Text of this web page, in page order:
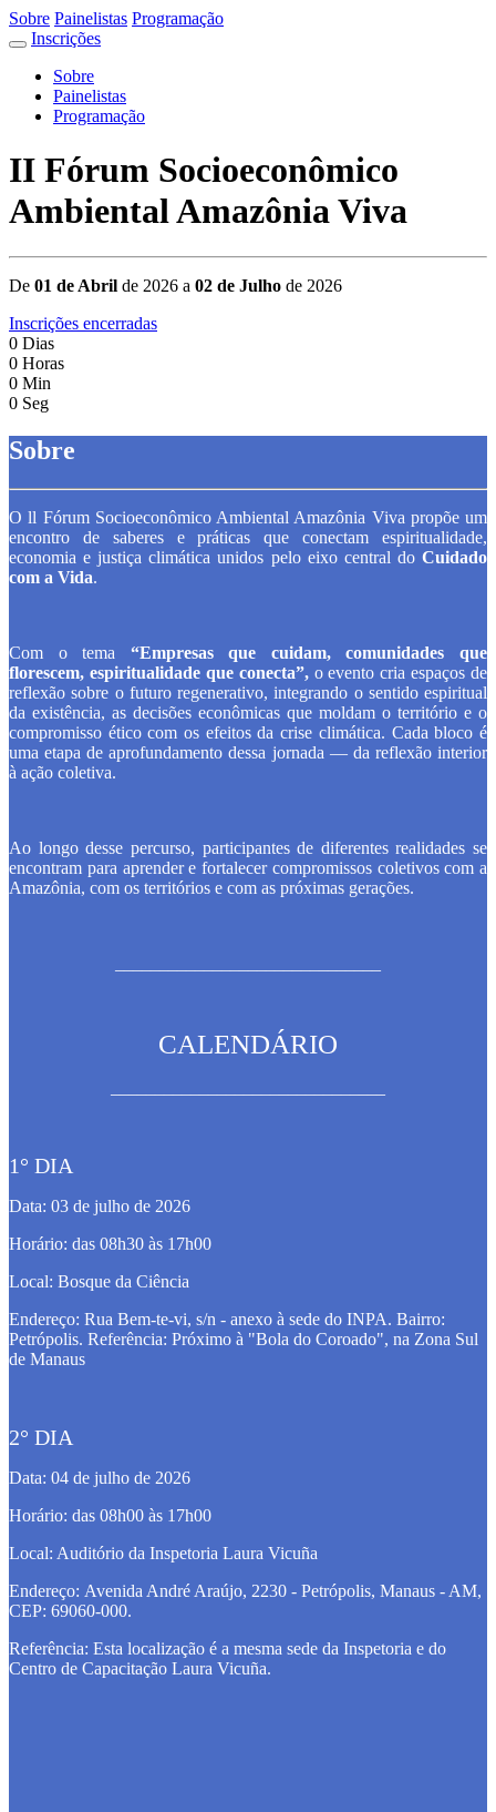
Sobre Painelistas Programação
Inscrições
Sobre
Painelistas
Programação
II Fórum Socioeconômico
Ambiental Amazônia Viva
De 01 de Abril de 2026 a 02 de Julho de 2026
Inscrições encerradas
0 Dias
0 Horas
0 Min
0 Seg
Sobre
O ll Fórum Socioeconômico Ambiental Amazônia Viva propõe um
encontro de saberes e práticas que conectam espiritualidade,
economia e justiça climática unidos pelo eixo central do Cuidado
com a Vida.
Com o tema “Empresas que cuidam, comunidades que
florescem, espiritualidade que conecta”,o evento cria espaços de
reflexão sobre o futuro regenerativo, integrando o sentido espiritual
da existência, as decisões econômicas que moldam o território e o
compromisso ético com os efeitos da crise climática. Cada bloco é
uma etapa de aprofundamento dessa jornada — da reflexão interior
à ação coletiva.
Ao longo desse percurso, participantes de diferentes realidades se
encontram para aprender e fortalecer compromissos coletivos com a
Amazônia, com os territórios e com as próximas gerações.
CALENDÁRIO
1° DIA
Data: 03 de julho de 2026
Horário: das 08h30 às 17h00
Local: Bosque da Ciência
Endereço: Rua Bem-te-vi, s/n - anexo à sede do INPA. Bairro:
Petrópolis. Referência: Próximo à "Bola do Coroado", na Zona Sul
de Manaus
2° DIA
Data: 04 de julho de 2026
Horário: das 08h00 às 17h00
Local: Auditório da Inspetoria Laura Vicuña
Endereço: Avenida André Araújo, 2230 - Petrópolis, Manaus - AM,
CEP: 69060-000.
Referência: Esta localização é a mesma sede da Inspetoria e do
Centro de Capacitação Laura Vicuña.